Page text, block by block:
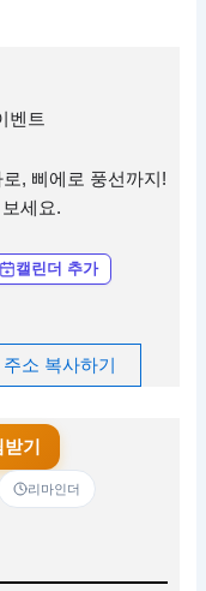
벤트
, 삐에로 풍선까지!
세요.
캘린더 추가
주소 복사하기
기
리마인더